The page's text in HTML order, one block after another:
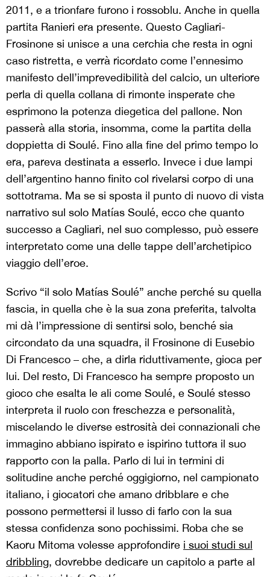
2011, e a trionfare furono i rossoblu. Anche in quella
partita Ranieri era presente. Questo Cagliari-
Frosinone si unisce a una cerchia che resta in ogni
caso ristretta, e verrà ricordato come l’ennesimo
manifesto dell’imprevedibilità del calcio, un ulteriore
perla di quella collana di rimonte insperate che
esprimono la potenza diegetica del pallone. Non
passerà alla storia, insomma, come la partita della
doppietta di Soulé. Fino alla fine del primo tempo lo
era, pareva destinata a esserlo. Invece i due lampi
dell’argentino hanno finito col rivelarsi corpo di una
sottotrama. Ma se si sposta il punto di nuovo di vista
narrativo sul solo Matías Soulé, ecco che quanto
successo a Cagliari, nel suo complesso, può essere
interpretato come una delle tappe dell’archetipico
viaggio dell’eroe.
Scrivo “il solo Matías Soulé” anche perché su quella
fascia, in quella che è la sua zona preferita, talvolta
mi dà l’impressione di sentirsi solo, benché sia
circondato da una squadra, il Frosinone di Eusebio
Di Francesco – che, a dirla riduttivamente, gioca per
lui. Del resto, Di Francesco ha sempre proposto un
gioco che esalta le ali come Soulé, e Soulé stesso
interpreta il ruolo con freschezza e personalità,
miscelando le diverse estrosità dei connazionali che
immagino abbiano ispirato e ispirino tuttora il suo
rapporto con la palla. Parlo di lui in termini di
solitudine anche perché oggigiorno, nel campionato
italiano, i giocatori che amano dribblare e che
possono permettersi il lusso di farlo con la sua
stessa confidenza sono pochissimi. Roba che se
Kaoru Mitoma volesse approfondire i suoi studi sul
dribbling, dovrebbe dedicare un capitolo a parte al